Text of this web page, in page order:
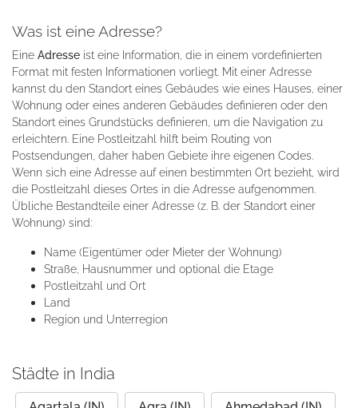
Was ist eine Adresse?
Eine Adresse ist eine Information, die in einem vordefinierten
Format mit festen Informationen vorliegt. Mit einer Adresse
kannst du den Standort eines Gebäudes wie eines Hauses, einer
Wohnung oder eines anderen Gebäudes definieren oder den
Standort eines Grundstücks definieren, um die Navigation zu
erleichtern. Eine Postleitzahl hilft beim Routing von
Postsendungen, daher haben Gebiete ihre eigenen Codes.
Wenn sich eine Adresse auf einen bestimmten Ort bezieht, wird
die Postleitzahl dieses Ortes in die Adresse aufgenommen.
Übliche Bestandteile einer Adresse (z. B. der Standort einer
Wohnung) sind:
Name (Eigentümer oder Mieter der Wohnung)
Straße, Hausnummer und optional die Etage
Postleitzahl und Ort
Land
Region und Unterregion
Städte in India